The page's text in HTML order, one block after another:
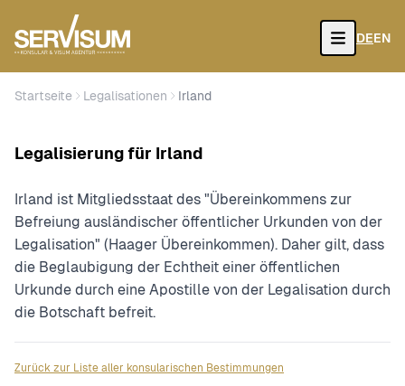
Open
DEEN
Startseite Legalisationen Irland
Legalisierung für Irland
Irland ist Mitgliedsstaat des "Übereinkommens zur
Befreiung ausländischer öffentlicher Urkunden von der
Legalisation" (Haager Übereinkommen). Daher gilt, dass
die Beglaubigung der Echtheit einer öffentlichen
Urkunde durch eine Apostille von der Legalisation durch
die Botschaft befreit.
Zurück zur Liste aller konsularischen Bestimmungen